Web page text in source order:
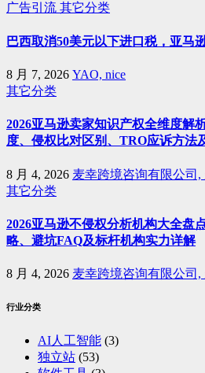
广告引流 其它分类
巴西取消50美元以下进口税，亚马
8 月 7, 2026 YAO, nice
其它分类
2026亚马逊卖家知识产权全维度解
度、侵权比对区别、TRO应诉方法
8 月 4, 2026 麦幸跨境咨询有限公司,
其它分类
2026亚马逊不侵权分析机构大全盘
略、避坑FAQ及标杆机构实力详解
8 月 4, 2026 麦幸跨境咨询有限公司,
行业分类
AI人工智能 (3)
独立站 (53)